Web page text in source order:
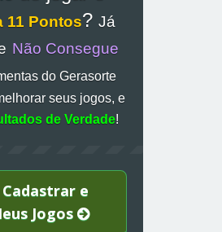
11 Pontos? Já
Não Consegue
do Gerasorte
seus jogos, e
de Verdade!
e
Jogos